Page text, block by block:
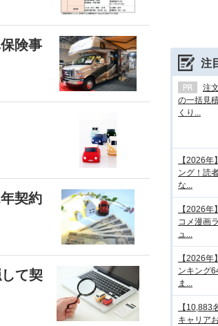
険事
契約
て契
注
注
の一括見
くり...
【2026
ング！読
な...
【2026
コメ漫画
ュ...
【2026
ンキング
ま...
【10,883
キャリア